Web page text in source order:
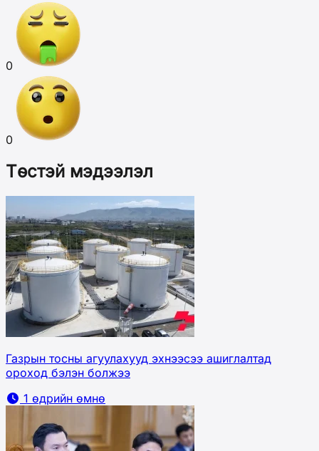
0
0
Төстэй мэдээлэл
Газрын тосны агуулахууд эхнээсээ ашиглалтад
ороход бэлэн болжээ
1 өдрийн өмнө